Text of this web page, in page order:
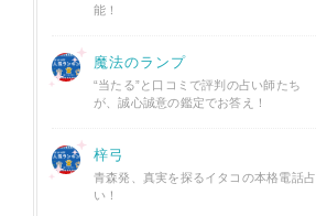
能！
魔法のランプ
“当たる”と口コミで評判の占い師たち
が、誠心誠意の鑑定でお答え！
梓弓
青森発、真実を探るイタコの本格電話占
い！